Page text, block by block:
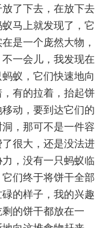
了下去，在放下去
马上就发现了，它
是一个庞然大物，
一会儿，我发现在
蚁，它们快速地向
有的拉着，抬起饼
动，要到达它们的
，那可不是一件容
很大，还是没法进
，没有一只蚂蚁临
们终于将饼干全部
的样子，我的兴趣
的饼干都放在一